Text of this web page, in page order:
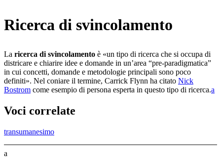
Ricerca di svincolamento
La ricerca di svincolamento è «un tipo di ricerca che si occupa di
districare e chiarire idee e domande in un’area “pre-paradigmatica”
in cui concetti, domande e metodologie principali sono poco
definiti». Nel coniare il termine, Carrick Flynn ha citato Nick
Bostrom come esempio di persona esperta in questo tipo di ricerca.⁠a
Voci correlate
transumanesimo
a